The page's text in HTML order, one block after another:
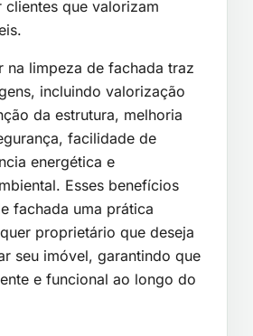
que valorizam
na limpeza de fachada traz
incluindo valorização
da estrutura, melhoria
facilidade de
energética e
Esses benefícios
fachada uma prática
proprietário que deseja
seu imóvel, garantindo que
e funcional ao longo do